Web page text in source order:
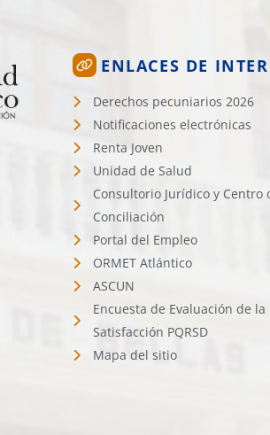
ENLACES DE
Derechos pecuniarios 2026
Notificaciones electrónicas
Renta Joven
Unidad de Salud
Consultorio Jurídico y Centro
Conciliación
Portal del Empleo
ORMET Atlántico
ASCUN
Encuesta de Evaluación de la
Satisfacción PQRSD
Mapa del sitio